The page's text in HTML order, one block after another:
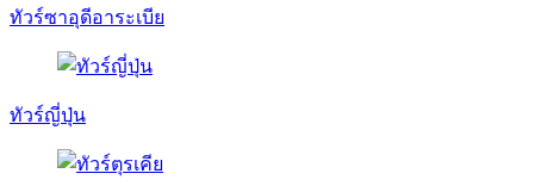
ทัวร์ซาอุดีอาระเบีย
ทัวร์ญี่ปุ่น